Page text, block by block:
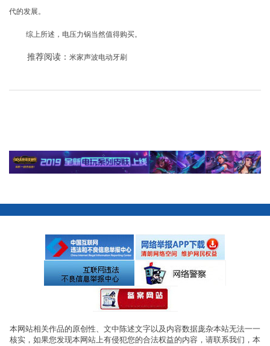
代的发展。
综上所述，电压力锅当然值得购买。
推荐阅读： 米家声波电动牙刷
本网站相关作品的原创性、文中陈述文字以及内容数据庞杂本站无法一一
核实，如果您发现本网站上有侵犯您的合法权益的内容，请联系我们，本